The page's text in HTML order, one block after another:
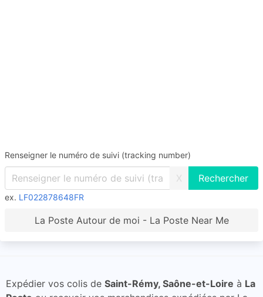
Renseigner le numéro de suivi (tracking number)
X
ex. LF022878648FR
La Poste Autour de moi - La Poste Near Me
Expédier vos colis de Saint-Rémy, Saône-et-Loire à La